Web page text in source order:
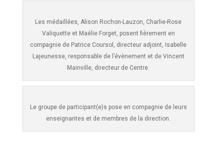
Les médaillées, Alison Rochon-Lauzon, Charlie-Rose
Valiquette et Maélie Forget, posent fièrement en
compagnie de Patrice Coursol, directeur adjoint, Isabelle
Lajeunesse, responsable de l’évènement et de Vincent
Mainville, directeur de Centre.
Le groupe de participant(e)s pose en compagnie de leurs
enseignantes et de membres de la direction.